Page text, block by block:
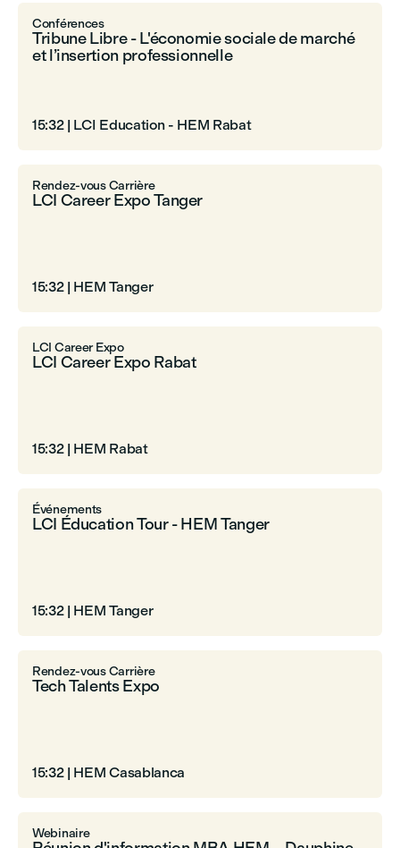
Conférences
Tribune Libre - L'économie sociale de marché
et l’insertion professionnelle
15:32| LCI Education - HEM Rabat
Rendez-vous Carrière
LCI Career Expo Tanger
15:32| HEM Tanger
LCI Career Expo
LCI Career Expo Rabat
15:32| HEM Rabat
Événements
LCI Éducation Tour - HEM Tanger
15:32| HEM Tanger
Rendez-vous Carrière
Tech Talents Expo
15:32| HEM Casablanca
Webinaire